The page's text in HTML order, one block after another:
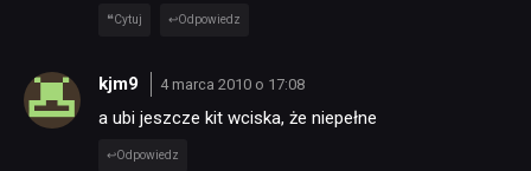
Cytuj Odpowiedz
kjm9 4 marca 2010 o 17:08
a ubi jeszcze kit wciska, że niepełne
Odpowiedz